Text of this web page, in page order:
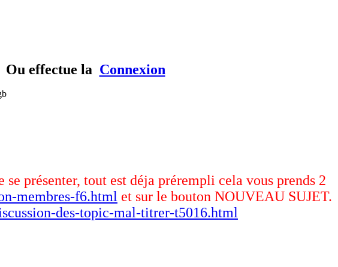
Ou effectue la Connexion
présenter, tout est déja prérempli cela vous prends 2
membres-f6.html et sur le bouton NOUVEAU SUJET.
des-topic-mal-titrer-t5016.html